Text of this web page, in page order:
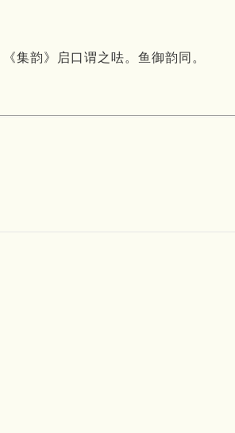
集韵》启口谓之呿。鱼御韵同。